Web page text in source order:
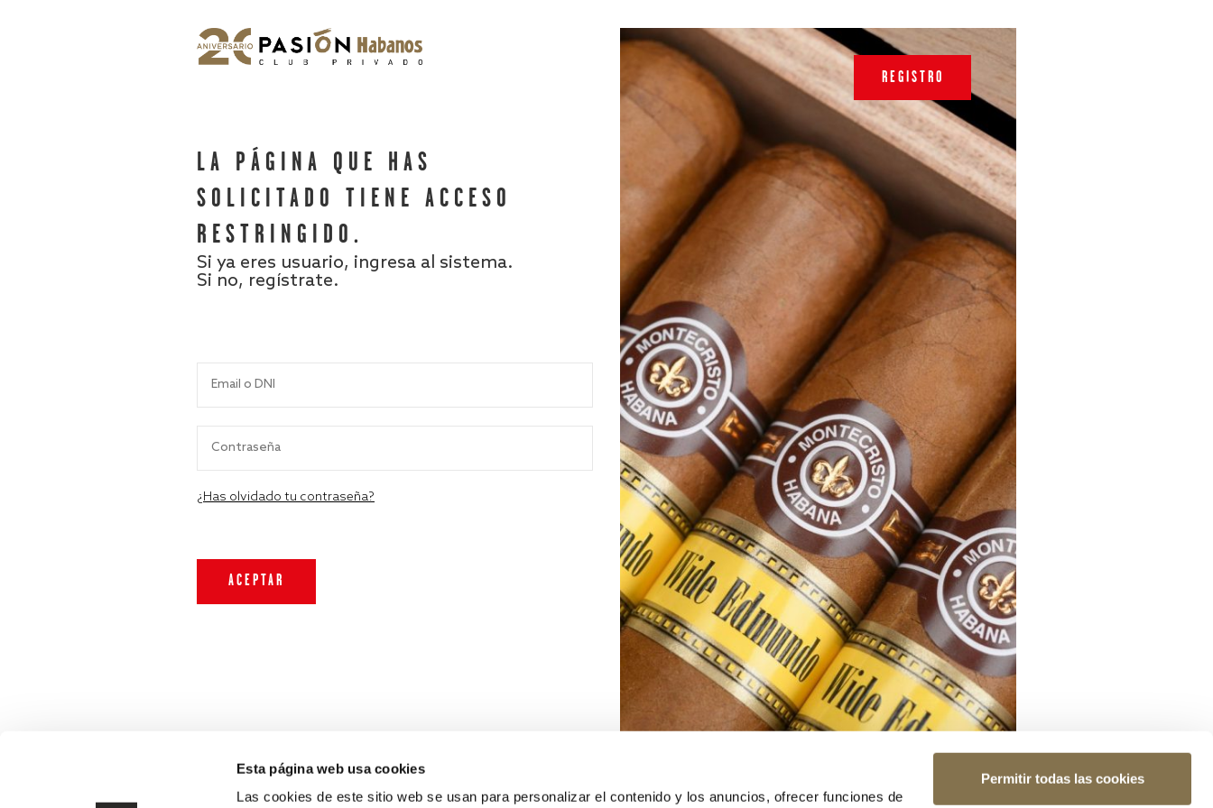
Esta página web usa cookies
Las cookies de este sitio web se usan para personalizar el contenido y los anuncios, ofrecer funciones de
Permitir todas las cookies
LA PÁGINA QUE HAS
SOLICITADO TIENE ACCESO
RESTRINGIDO.
Si ya eres usuario, ingresa al sistema.
Si no, regístrate.
¿Has olvidado tu contraseña?
REGISTRO